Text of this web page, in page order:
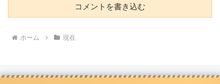
コメントを書き込む
ホーム 現在